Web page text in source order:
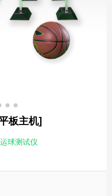
板主机]
球测试仪